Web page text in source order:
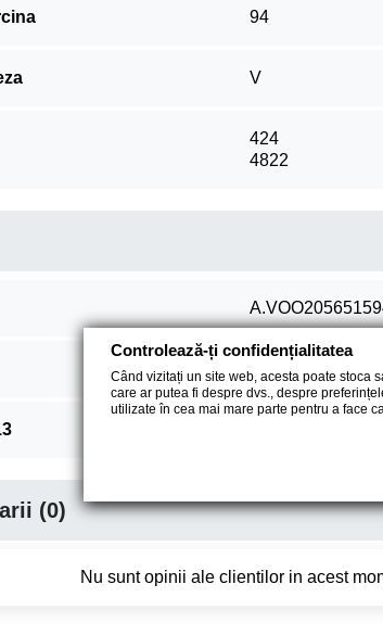
94
V
424
4822
7 Produse
(0)
Nu sunt opinii ale clientilor in acest
Controlează-ți confidențialitatea
Când vizitați un site web, acesta poate stoca
care ar putea fi despre dvs., despre
utilizate în cea mai mare parte pentru a face